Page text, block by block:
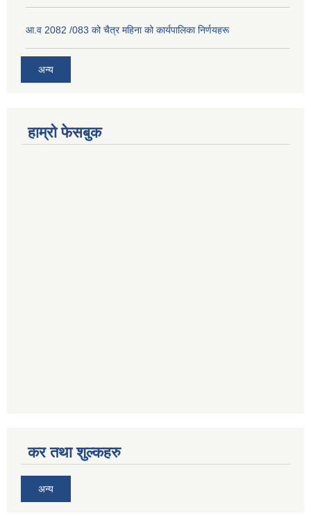
आ.व 2082 /083 को चैत्र महिना को कार्यपालिका निर्णयहरू
अन्य
हाम्रो फेसबुक
कर तथा शुल्कहरु
अन्य